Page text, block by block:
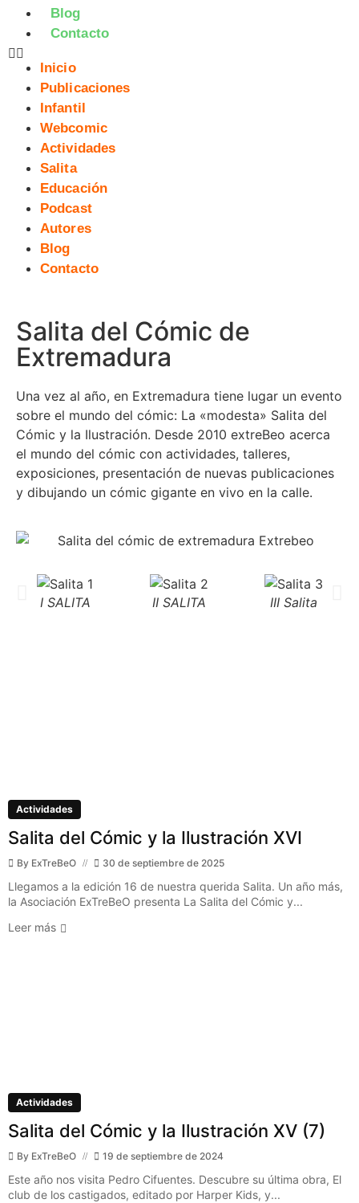
Blog
Contacto
Inicio
Publicaciones
Infantil
Webcomic
Actividades
Salita
Educación
Podcast
Autores
Blog
Contacto
Salita del Cómic de
Extremadura
Una vez al año, en Extremadura tiene lugar un evento
sobre el mundo del cómic: La «modesta» Salita del
Cómic y la Ilustración. Desde 2010 extreBeo acerca
el mundo del cómic con actividades, talleres,
exposiciones, presentación de nuevas publicaciones
y dibujando un cómic gigante en vivo en la calle.
I SALITA II SALITA III Salita
Actividades
Salita del Cómic y la Ilustración XVI
By ExTreBeO 30 de septiembre de 2025
Llegamos a la edición 16 de nuestra querida Salita. Un año más,
la Asociación ExTreBeO presenta La Salita del Cómic y...
Leer más
Actividades
Salita del Cómic y la Ilustración XV (7)
By ExTreBeO 19 de septiembre de 2024
Este año nos visita Pedro Cifuentes. Descubre su última obra, El
club de los castigados, editado por Harper Kids, y...